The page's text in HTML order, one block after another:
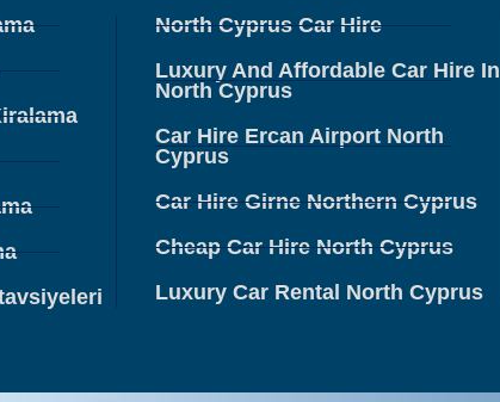
North Cyprus Car Hire
Luxury And Affordable Car Hire In
North Cyprus
Car Hire Ercan Airport North
Cyprus
Car Hire Girne Northern Cyprus
Cheap Car Hire North Cyprus
Luxury Car Rental North Cyprus